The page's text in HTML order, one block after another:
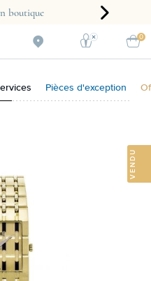
boutique
0
Pièces d'exception
VENDU